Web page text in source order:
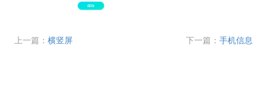
上一篇： 横竖屏 下一篇： 手机信息